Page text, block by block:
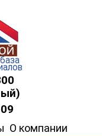
О компании